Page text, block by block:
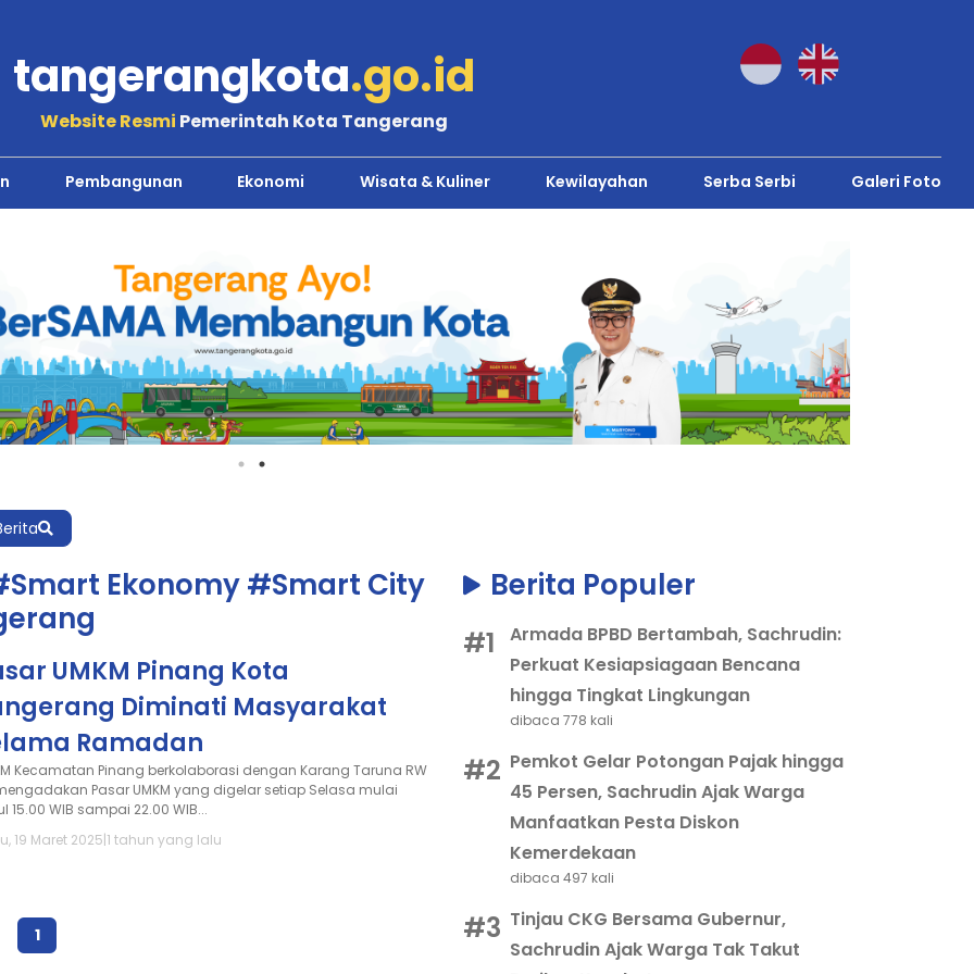
tangerangkota.go.id
Website Resmi Pemerintah Kota Tangerang
Pembangunan Ekonomi Wisata & Kuliner Kewilayahan Serba Serbi Galeri Foto
Ekonomy #Smart City
UMKM Pinang Kota
Diminati Masyarakat
Ramadan
Kecamatan Pinang berkolaborasi dengan Karang Taruna RW
Pasar UMKM yang digelar setiap Selasa mulai
15.00 WIB sampai 22.00 WIB...
19 Maret 2025 1 tahun yang lalu
1
Berita Populer
#1
Armada BPBD Bertambah, Sachrudin:
Perkuat Kesiapsiagaan Bencana
hingga Tingkat Lingkungan
dibaca 778 kali
#2 Pemkot Gelar Potongan Pajak hingga
45 Persen, Sachrudin Ajak Warga
Manfaatkan Pesta Diskon
Kemerdekaan
dibaca 497 kali
#3 Tinjau CKG Bersama Gubernur,
Sachrudin Ajak Warga Tak Takut